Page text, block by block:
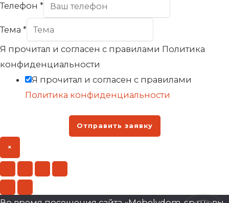
Телефон *
Тема *
Я прочитал и согласен с правилами Политика
конфиденциальности
Я прочитал и согласен с правилами
Политика конфиденциальности
Отправить заявку
×